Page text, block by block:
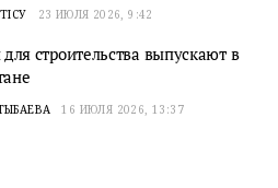
23 ИЮЛЯ 2026, 9:42
строительства выпускают в
16 ИЮЛЯ 2026, 13:37